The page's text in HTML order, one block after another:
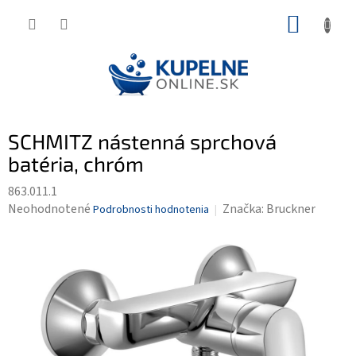
SCHMITZ nástenná sprchová
batéria, chróm
863.011.1
Priemerné
hviezdičiek.
Neohodnotené Podrobnosti hodnotenia Značka: Bruckner